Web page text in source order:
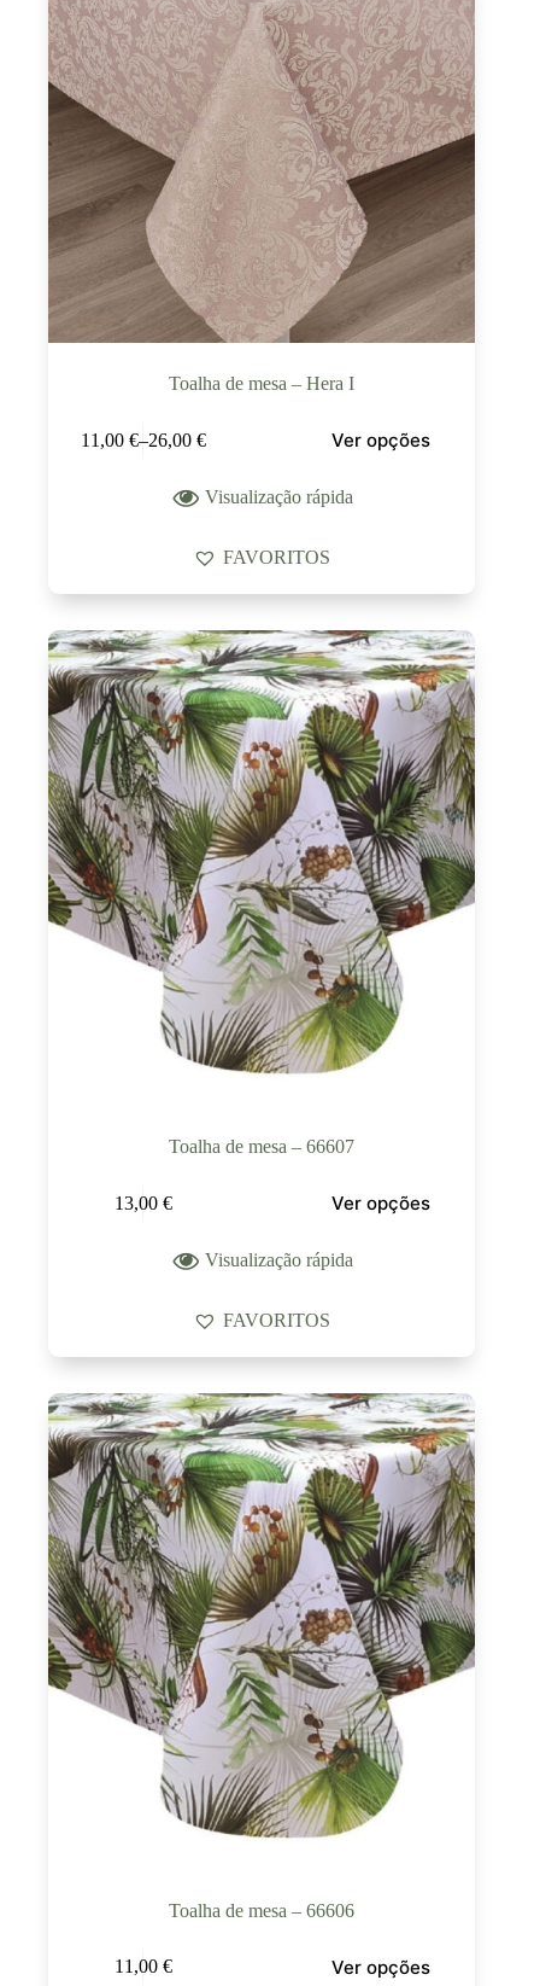
Toalha de mesa – Hera I
11,00 €–26,00 € Ver opções
Visualização rápida
FAVORITOS
Toalha de mesa – 66607
13,00 € Ver opções
Visualização rápida
FAVORITOS
Toalha de mesa – 66606
11,00 € Ver opções